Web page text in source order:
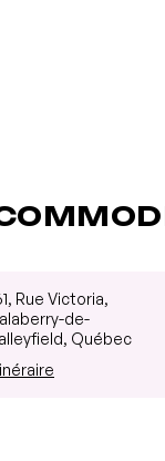
Rue Victoria,
de-
Québec